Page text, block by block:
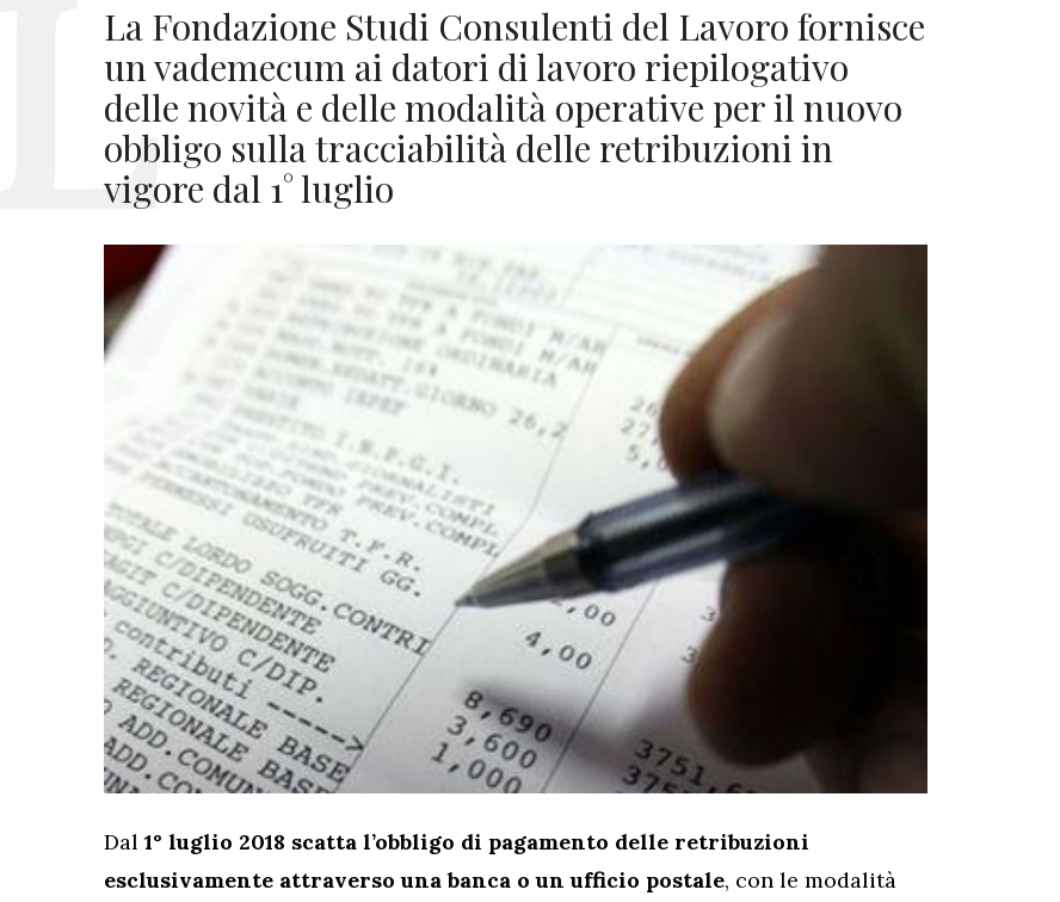
La Fondazione Studi Consulenti del Lavoro fornisce
un vademecum ai datori di lavoro riepilogativo
delle novità e delle modalità operative per il nuovo
obbligo sulla tracciabilità delle retribuzioni in
vigore dal 1° luglio
Dal 1° luglio 2018 scatta l’obbligo di pagamento delle retribuzioni
esclusivamente attraverso una banca o un ufficio postale, con le modalità